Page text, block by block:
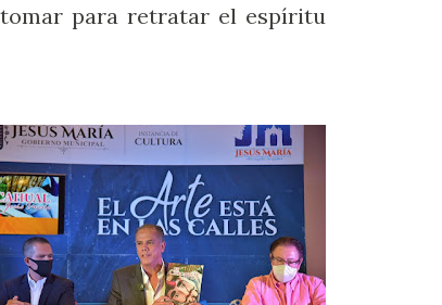
para retratar el espíritu